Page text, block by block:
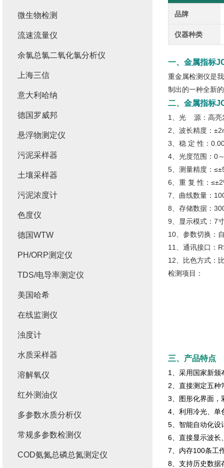
品牌
仪器种类
一、 金属指标
重金属检测仪是
制出的一种全新
二、 金属指标
1、光 源：高亮
2、波长精度：
3、稳 定 性：
4、光度范围：0
5、测量精度：
6、重 复 性：
7、曲线数量：
8、存储数据：
9、显示模式：7
10、参数切换：
11、通讯接口：
12、比色方式：
检测项目：
三、产品特点
1、采用国家新颁
2、直接测定五种
3、图形化界面，
4、利用冷光、单
5、智能自动化设
6、直接显示波长
7、内存100条工
8、支持历史数据
微生物检测
流速流量仪
余氯总氯二氧化氯分析仪
上海三信
意大利哈纳
德国罗威邦
悬浮物测定仪
污泥采样器
土壤采样器
污泥浓度计
色度仪
德国WTW
PH/ORP测定仪
TDS/电导率测定仪
美国哈希
在线监测仪
浊度计
水质采样器
溶解氧仪
红外测油仪
多参数水质分析仪
常规多参数检测仪
COD氨氮总磷总氮测定仪